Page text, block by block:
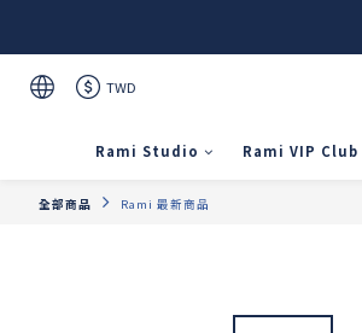
TWD
Rami Studio Rami VIP Club
全部商品 Rami 最新商品